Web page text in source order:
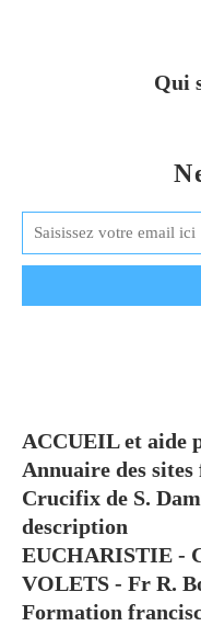
ACCUEIL et aide
Annuaire des
Crucifix de S.
description
EUCHARISTIE -
VOLETS - Fr R.
Formation
Qui